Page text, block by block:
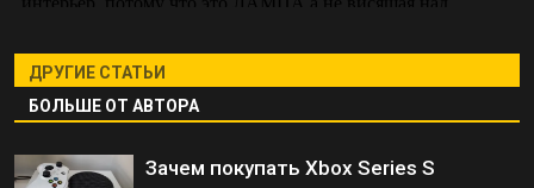
ДРУГИЕ СТАТЬИ
БОЛЬШЕ ОТ АВТОРА
Зачем покупать Xbox Series S